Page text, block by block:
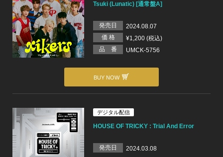
Tsuki (Lunatic) [通常盤A]
発売日
2024.08.07
価 格
¥1,200 (税込)
品 番
UMCK-5756
BUY NOW
デジタル配信
HOUSE OF TRICKY : Trial And Error
発売日 2024.03.08